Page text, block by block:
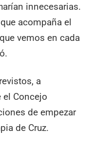
innecesarias.
acompaña el
vemos en cada
a
el Concejo
de empezar
de Cruz.